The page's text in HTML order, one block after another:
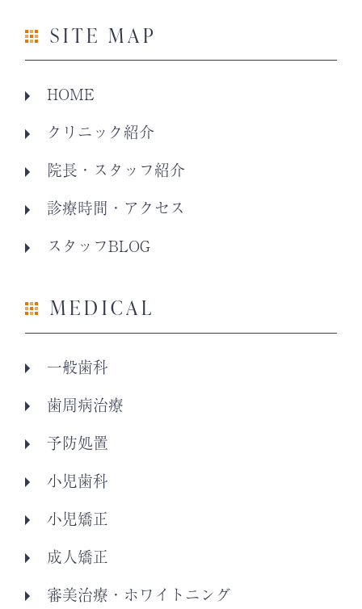
SITE MAP
HOME
クリニック紹介
院長・スタッフ紹介
診療時間・アクセス
スタッフBLOG
MEDICAL
一般歯科
歯周病治療
予防処置
小児歯科
小児矯正
成人矯正
審美治療・ホワイトニング